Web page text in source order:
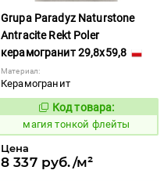
Grupa Paradyz Naturstone
Antracite Rekt Poler
керамогранит 29,8x59,8
Материал:
Керамогранит
919116
Код товара:
магия тонкой флейты
Цена
8 337 руб./м²